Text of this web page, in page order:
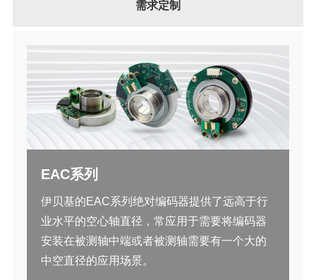
需求定制
EAC系列
伊贝基的EAC系列绝对编码器提供了远高于行
业水平的空心轴直径，常应用于需要将编码器
安装在被测轴中端或者被测轴需要有一个大的
中空直径的应用场景。